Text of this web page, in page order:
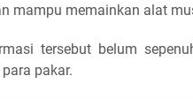
mampu memainkan alat
tersebut belum
pakar.